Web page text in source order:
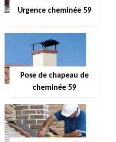
Urgence cheminée 59
Pose de chapeau de
cheminée 59